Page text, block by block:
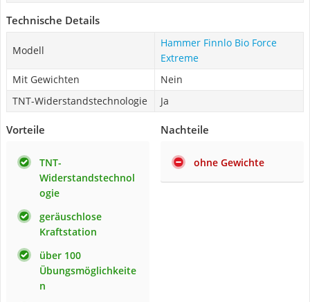
Technische Details
Modell
Hammer Finnlo Bio Force
Extreme
Mit Gewichten
Nein
TNT-Widerstandstechnologie
Ja
Vorteile
TNT-
Widerstandstechnol
ogie
geräuschlose
Kraftstation
über 100
Übungsmöglichkeite
n
Nachteile
ohne Gewichte